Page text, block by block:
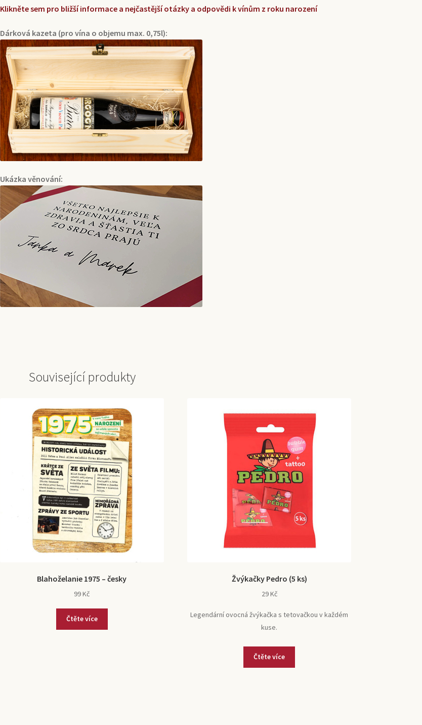
Klikněte sem pro bližší informace a nejčastější otázky a odpovědi k vínům z roku narození
Dárková kazeta (pro vína o objemu max. 0,75l):
Ukázka věnování:
Související produkty
Blahoželanie 1975 – česky
99Kč
Čtěte více
Žvýkačky Pedro (5 ks)
29Kč
Legendární ovocná žvýkačka s tetovačkou v každém
kuse.
Čtěte více